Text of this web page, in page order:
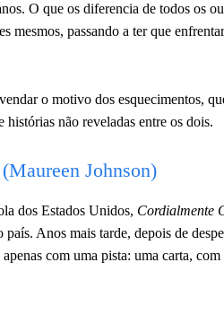
O que os diferencia de todos os
mesmos, passando a ter que
o motivo dos esquecimentos,
não reveladas entre os dois.
(Maureen Johnson)
dos Estados Unidos, Cordialmente
Anos mais tarde, depois de
com uma pista: uma carta,